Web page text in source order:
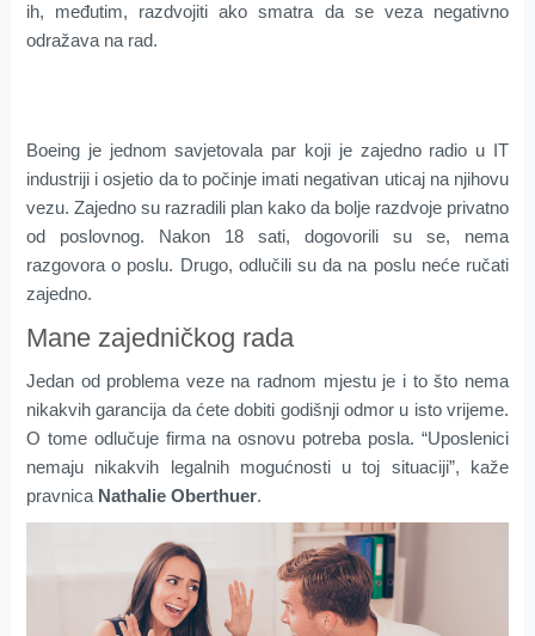
ih, međutim, razdvojiti ako smatra da se veza negativno
odražava na rad.
Boeing je jednom savjetovala par koji je zajedno radio u IT
industriji i osjetio da to počinje imati negativan uticaj na njihovu
vezu. Zajedno su razradili plan kako da bolje razdvoje privatno
od poslovnog. Nakon 18 sati, dogovorili su se, nema
razgovora o poslu. Drugo, odlučili su da na poslu neće ručati
zajedno.
Mane zajedničkog rada
Jedan od problema veze na radnom mjestu je i to što nema
nikakvih garancija da ćete dobiti godišnji odmor u isto vrijeme.
O tome odlučuje firma na osnovu potreba posla. “Uposlenici
nemaju nikakvih legalnih mogućnosti u toj situaciji”, kaže
pravnica Nathalie Oberthuer.